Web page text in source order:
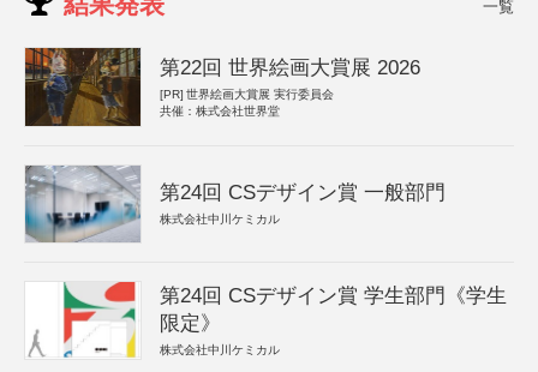
一覧
第22回 世界絵画大賞展 2026
[PR] 世界絵画大賞展 実行委員会
共催：株式会社世界堂
第24回 CSデザイン賞 一般部門
株式会社中川ケミカル
第24回 CSデザイン賞 学生部門《学生
限定》
株式会社中川ケミカル